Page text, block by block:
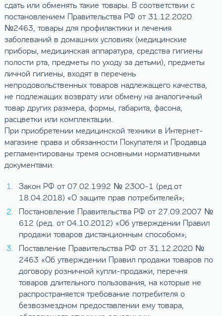
сдать или обменять такие товары. В соответствии с
постановлением Правительства РФ от 31.12.2020
№2463, товары для профилактики и лечения
заболеваний в домашних условиях (медицинские
приборы, медицинская аппаратура, средства гигиены
полости рта, предметы по уходу за детьми), предметы
личной гигиены, входят в перечень
непродовольственных товаров надлежащего качества,
не подлежащих возврату или обмену на аналогичный
товар других размера, формы, габарита, фасона,
расцветки или комплектации.
При приобретении медицинской техники в Интернет-
магазине права и обязанности Покупателя и Продавца
регламентированы тремя основными нормативными
документами:
Закон РФ от 07.02.1992 № 2300-1 (ред.от
18.04.2018) «О защите прав потребителей»;
Постановление Правительства РФ от 27.09.2007 №
612 (ред. от 04.10.2012) «Об утверждении Правил
продажи товаров дистанционным способом»;
Поставление Правительства РФ от 31.12.2020 №
2463 «Об утверждении Правил продажи товаров по
договору розничной купли-продажи, перечня
товаров длительного пользования, на которые не
распространяется требование потребителя о
безвозмездном предоставлении ему товара,